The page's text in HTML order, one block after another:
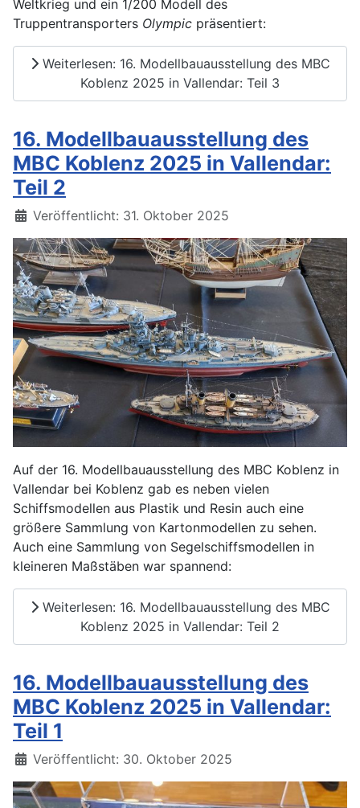
Weltkrieg und ein 1/200 Modell des
Truppentransporters Olympic präsentiert:
Weiterlesen: 16. Modellbauausstellung des MBC
Koblenz 2025 in Vallendar: Teil 3
16. Modellbauausstellung des
MBC Koblenz 2025 in Vallendar:
Teil 2
Details
Veröffentlicht: 31. Oktober 2025
Auf der 16. Modellbauausstellung des MBC Koblenz in
Vallendar bei Koblenz gab es neben vielen
Schiffsmodellen aus Plastik und Resin auch eine
größere Sammlung von Kartonmodellen zu sehen.
Auch eine Sammlung von Segelschiffsmodellen in
kleineren Maßstäben war spannend:
Weiterlesen: 16. Modellbauausstellung des MBC
Koblenz 2025 in Vallendar: Teil 2
16. Modellbauausstellung des
MBC Koblenz 2025 in Vallendar:
Teil 1
Details
Veröffentlicht: 30. Oktober 2025